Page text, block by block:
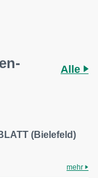
Alle
(Bielefeld)
mehr